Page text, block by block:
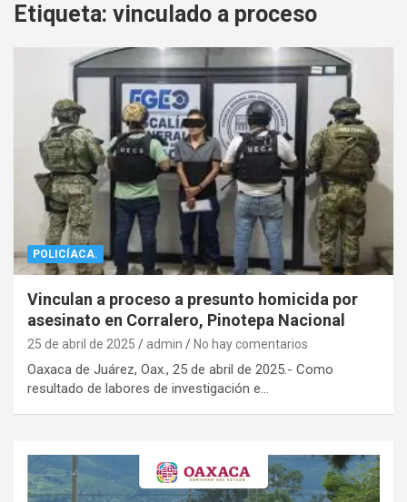
Etiqueta: vinculado a proceso
POLICÍACA.
Vinculan a proceso a presunto homicida por
asesinato en Corralero, Pinotepa Nacional
25 de abril de 2025 admin No hay comentarios
Oaxaca de Juárez, Oax., 25 de abril de 2025.- Como
resultado de labores de investigación e…